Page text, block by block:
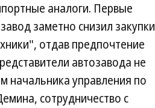
аналоги. Первые
заметно снизил закупки
отдав предпочтение
автозавода не
начальника управления по
сотрудничество с